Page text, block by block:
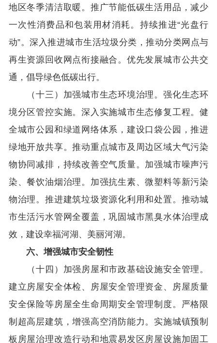
地区冬季清洁取暖。推广节能低碳生活用品，减少
一次性消费品和包装用材消耗。持续推进“光盘行
动”。深入推进城市生活垃圾分类，推动分类网点与
再生资源回收网点衔接融合。优先发展城市公共交
通，倡导绿色低碳出行。
（十三）加强城市生态环境治理。强化生态环
境分区管控实施。深入实施城市生态修复工程。健
全城市公园和绿道网络体系，建设口袋公园，推进
绿地开放共享。推动重点城市及周边区域大气污染
物协同减排，持续改善空气质量。加强城市噪声污
染、餐饮油烟治理。加强抗生素、微塑料等新污染
物治理。推进建筑垃圾资源化利用和处置。推动城
市生活污水管网全覆盖，巩固城市黑臭水体治理成
效，建设幸福河湖、美丽河湖。
六、增强城市安全韧性
（十四）加强房屋和市政基础设施安全管理。
建立房屋安全体检、房屋安全管理资金、房屋质量
安全保险等房屋全生命周期安全管理制度。严格限
制超高层建筑，增强高空消防能力。实施城镇预制
板房屋治理改造行动和地震易发区房屋设施加固工